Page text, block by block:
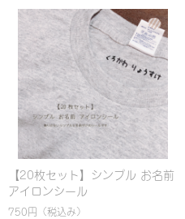
【20枚セット】シンプル お名前
アイロンシール
750円 （税込み）